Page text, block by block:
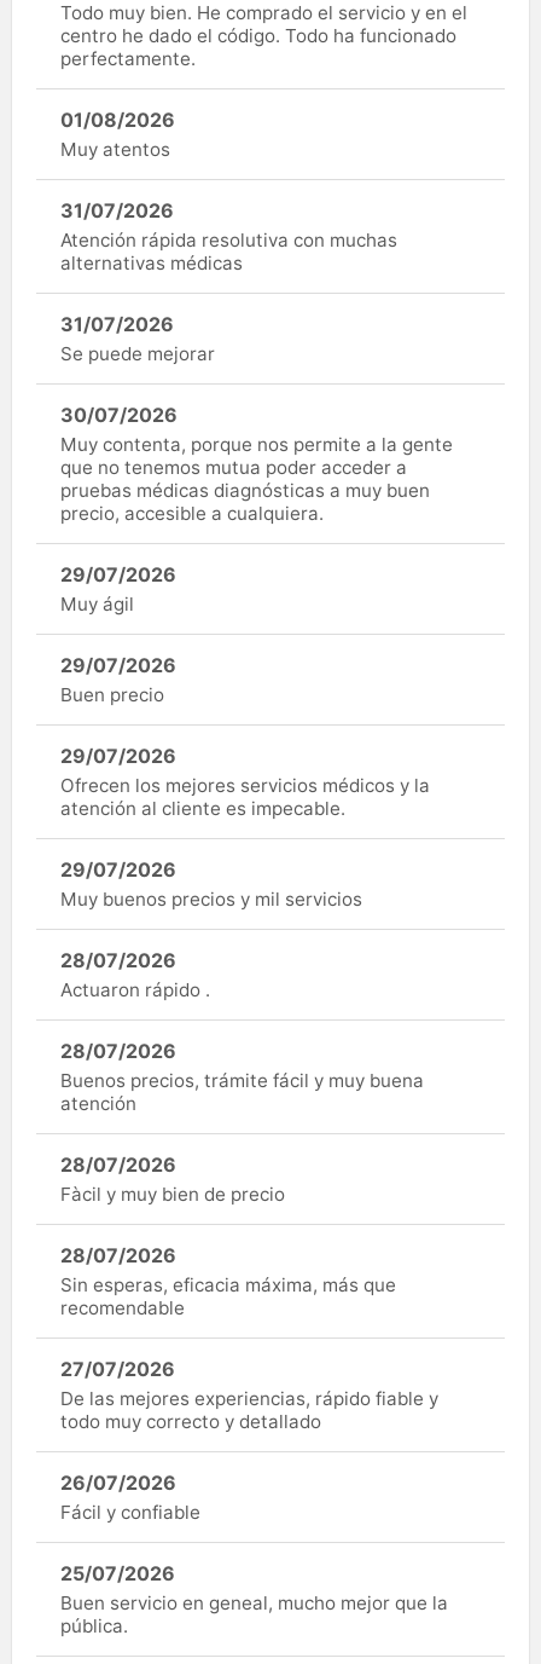
Todo muy bien. He comprado el servicio y en el
centro he dado el código. Todo ha funcionado
perfectamente.
01/08/2026
Muy atentos
31/07/2026
Atención rápida resolutiva con muchas
alternativas médicas
31/07/2026
Se puede mejorar
30/07/2026
Muy contenta, porque nos permite a la gente
que no tenemos mutua poder acceder a
pruebas médicas diagnósticas a muy buen
precio, accesible a cualquiera.
29/07/2026
Muy ágil
29/07/2026
Buen precio
29/07/2026
Ofrecen los mejores servicios médicos y la
atención al cliente es impecable.
29/07/2026
Muy buenos precios y mil servicios
28/07/2026
Actuaron rápido .
28/07/2026
Buenos precios, trámite fácil y muy buena
atención
28/07/2026
Fàcil y muy bien de precio
28/07/2026
Sin esperas, eficacia máxima, más que
recomendable
27/07/2026
De las mejores experiencias, rápido fiable y
todo muy correcto y detallado
26/07/2026
Fácil y confiable
25/07/2026
Buen servicio en geneal, mucho mejor que la
pública.